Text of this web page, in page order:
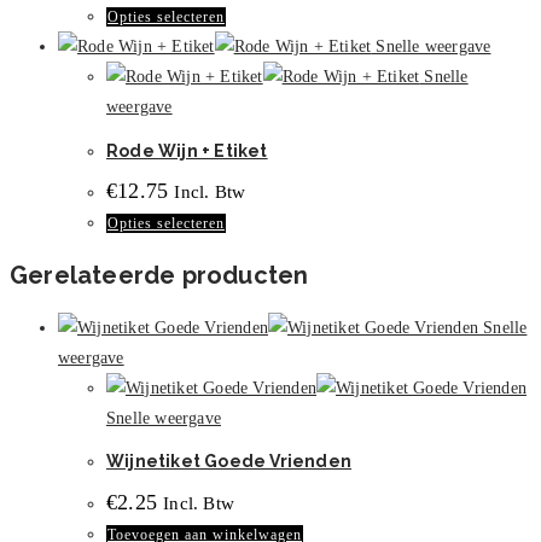
gekozen
worden
de
Opties selecteren
product
heeft
optie
worden
op
productpagina
Snelle weergave
Snelle
weergave
Rode Wijn + Etiket
€12.75 Incl. Btw
Opties selecteren
heeft
meerdere
gekozen
op
Gerelateerde producten
Snelle
weergave
Snelle weergave
Wijnetiket Goede Vrienden
€2.25 Incl. Btw
Toevoegen aan winkelwagen